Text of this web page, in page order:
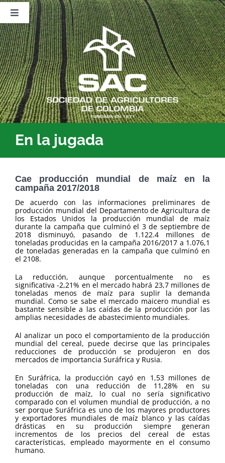
Saltar
contenido
Toggle
Navigation
Nosotros
Publicaciones
Sala de Prensa
Eventos
En la jugada
Cae producción mundial de maíz en la
campaña 2017/2018
De acuerdo con las informaciones preliminares de
producción mundial del Departamento de Agricultura de
los Estados Unidos la producción mundial de maíz
durante la campaña que culminó el 3 de septiembre de
2018 disminuyó, pasando de 1.122.4 millones de
toneladas producidas en la campaña 2016/2017 a 1.076,1
de toneladas generadas en la campaña que culminó en
el 2108.
La reducción, aunque porcentualmente no es
significativa -2,21% en el mercado habrá 23,7 millones de
toneladas menos de maíz para suplir la demanda
mundial. Como se sabe el mercado maicero mundial es
bastante sensible a las caídas de la producción por las
amplias necesidades de abastecimiento mundiales.
Al analizar un poco el comportamiento de la producción
mundial del cereal, puede decirse que las principales
reducciones de producción se produjeron en dos
mercados de importancia Suráfrica y Rusia.
En Suráfrica, la producción cayó en 1,53 millones de
toneladas con una reducción de 11,28% en su
producción de maíz, lo cual no sería significativo
comparado con el volumen mundial de producción, a no
ser porque Suráfrica es uno de los mayores productores
y exportadores mundiales de maíz blanco y las caídas
drásticas en su producción siempre generan
incrementos de los precios del cereal de estas
características, empleado mayormente en el consumo
humano.